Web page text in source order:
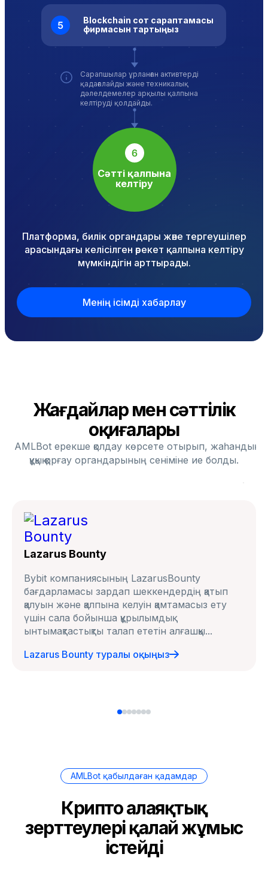
Blockchain сот сараптамасы
фирмасын тартыңыз
Сәтті қалпына
келтіру
Сарапшылар ұрланған активтерді
қадағалайды және техникалық
дәлелдемелер арқылы қалпына
келтіруді қолдайды.
Платформа, билік органдары және тергеушілер
арасындағы келісілген әрекет қалпына келтіру
мүмкіндігін арттырады.
Менің ісімді хабарлау
Жағдайлар мен сәттілік
оқиғалары
AMLBot ерекше қолдау көрсете отырып, жаһандық
құқық қорғау органдарының сеніміне ие болды.
Lazarus Bounty
Bybit компаниясының LazarusBounty
бағдарламасы зардап шеккендердің қатып
қалуын және қалпына келуін қамтамасыз ету
үшін сала бойынша құрылымдық
ынтымақтастықты талап ететін алғашқы...
Lazarus Bounty туралы оқыңыз
AMLBot қабылдаған қадамдар
Крипто алаяқтық
зерттеулері қалай жұмыс
істейді